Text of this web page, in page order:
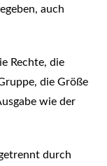
auch
Rechte, die
die Größe
wie der
durch